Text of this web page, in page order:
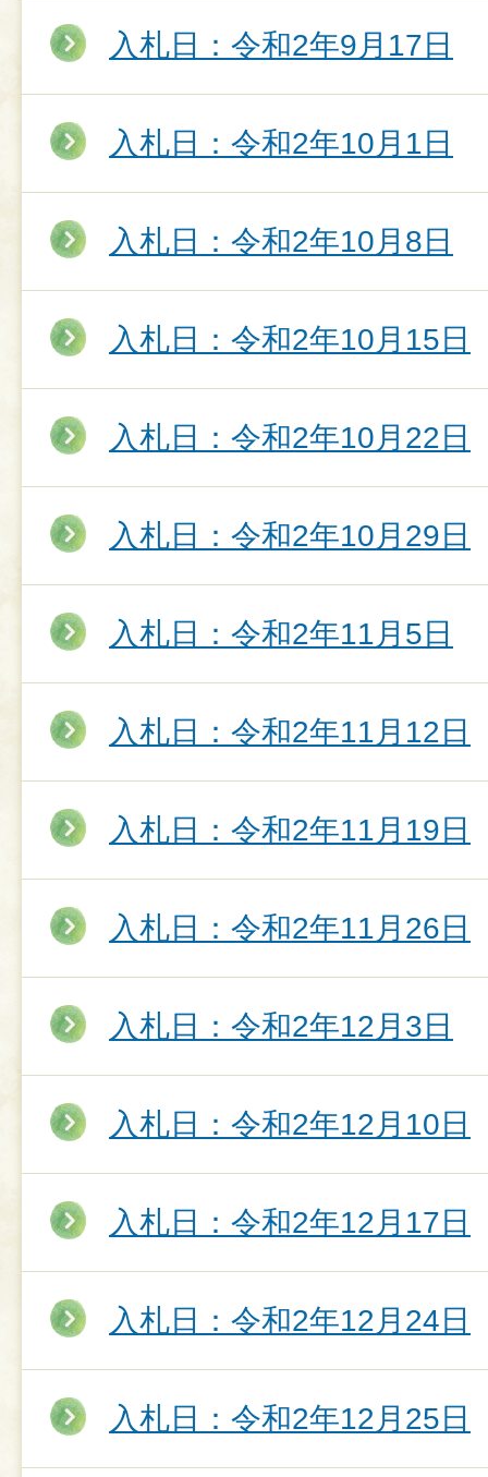
入札日：令和2年9月17日
入札日：令和2年10月1日
入札日：令和2年10月8日
入札日：令和2年10月15日
入札日：令和2年10月22日
入札日：令和2年10月29日
入札日：令和2年11月5日
入札日：令和2年11月12日
入札日：令和2年11月19日
入札日：令和2年11月26日
入札日：令和2年12月3日
入札日：令和2年12月10日
入札日：令和2年12月17日
入札日：令和2年12月24日
入札日：令和2年12月25日